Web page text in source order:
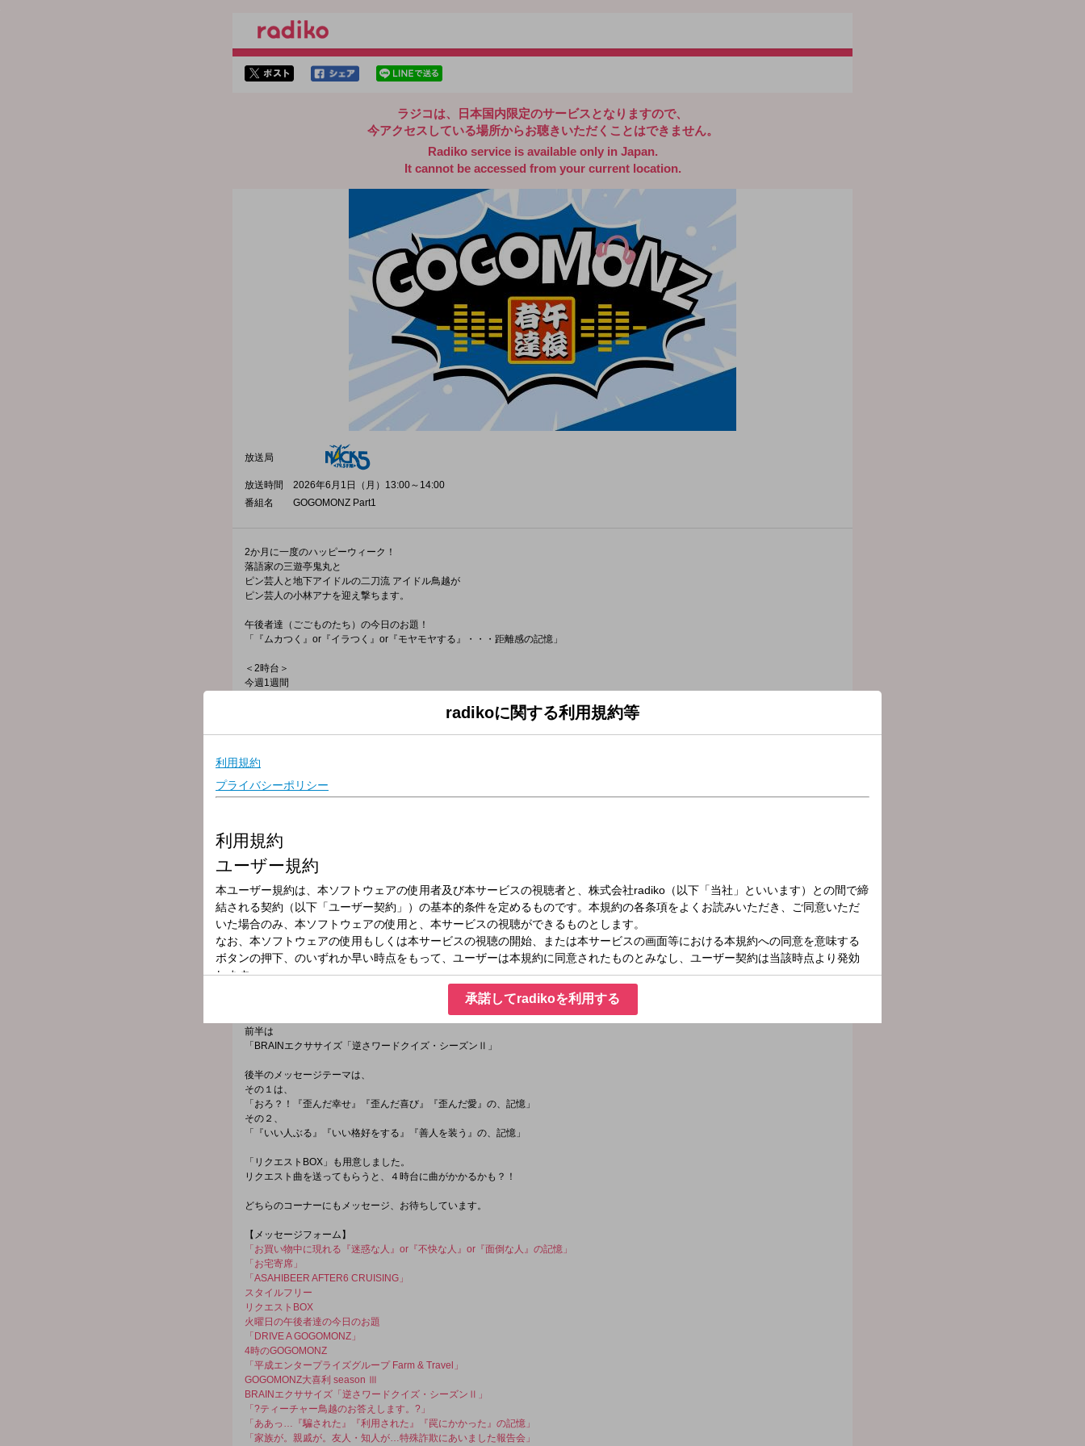
ラジコは、日本国内限定のサービスとなりますので、
今アクセスしている場所からお聴きいただくことはできません。
Radiko service is available only in Japan.
It cannot be accessed from your current location.
放送局
放送時間
2026年6月1日（月）13:00～14:00
番組名
GOGOMONZ Part1
2か月に一度のハッピーウィーク！
落語家の三遊亭鬼丸と
ピン芸人と地下アイドルの二刀流 アイドル鳥越が
ピン芸人の小林アナを迎え撃ちます。
午後者達（ごごものたち）の今日のお題！
「『ムカつく』or『イラつく』or『モヤモヤする』・・・距離感の記憶」
＜2時台＞
今週1週間
「サービスエリア・パーキングエリア『私の大好きメニュー』報告会」
＜3時台＞
【平成エンタープライズグループ Farm & Travel】
その２ 「さいたま！「この場所が心地いい」「この風景が好き」報告会」
その３ 「大きなものから小さなものまで…地元のイチ推し「イベント」「催し」報告会」
【DRIVE A GOGOMONZ 素敵なクルマライフ】
月曜日のテーマは、
「関係ないのに『うるさい』『やかましい』『騒がしい』の、記憶」
【GOGOMONZ大喜利 SeasonⅢ】
お題は
「スポーツキャスター若生晃一が少年野球・保護者とのインタビューで発してしまった言葉！」
前半は
「BRAINエクササイズ「逆さワードクイズ・シーズンⅡ」
後半のメッセージテーマは、
その１は、
「おろ？！『歪んだ幸せ』『歪んだ喜び』『歪んだ愛』の、記憶」
その２、
「『いい人ぶる』『いい格好をする』『善人を装う』の、記憶」
「リクエストBOX」も用意しました。
リクエスト曲を送ってもらうと、４時台に曲がかかるかも？！
どちらのコーナーにもメッセージ、お待ちしています。
【メッセージフォーム】
「お買い物中に現れる『迷惑な人』or『不快な人』or『面倒な人』の記憶」
「お宅寄席」
「ASAHIBEER AFTER6 CRUISING」
スタイルフリー
リクエストBOX
火曜日の午後者達の今日のお題
「DRIVE A GOGOMONZ」
4時のGOGOMONZ
「平成エンタープライズグループ Farm & Travel」
GOGOMONZ大喜利 season Ⅲ
BRAINエクササイズ「逆さワードクイズ・シーズンⅡ」
「?ティーチャー鳥越のお答えします。?」
「ああっ…『騙された』『利用された』『罠にかかった』の記憶」
「家族が。親戚が。友人・知人が…特殊詐欺にあいました報告会」
radikoに関する利用規約等
承諾してradikoを利用する